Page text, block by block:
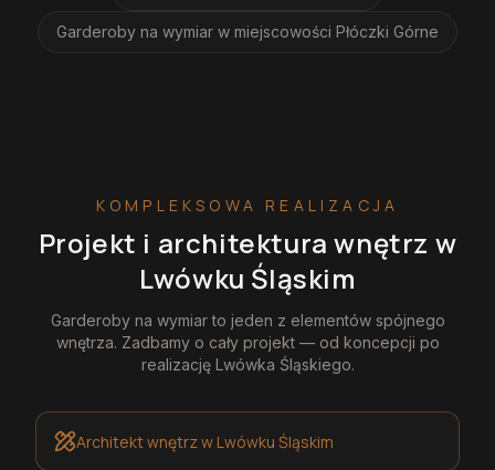
Garderoby na wymiar w miejscowości Płóczki Górne
KOMPLEKSOWA REALIZACJA
Projekt i architektura wnętrz w
Lwówku Śląskim
Garderoby na wymiarto jeden z elementów spójnego
wnętrza. Zadbamy o cały projekt — od koncepcji po
realizację Lwówka Śląskiego.
Architekt wnętrzw Lwówku Śląskim